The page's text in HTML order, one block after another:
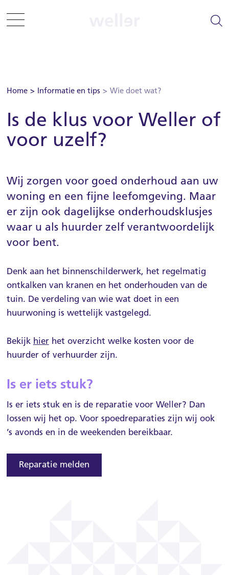
Sla menu over
Ga direct naar hoofdnavigatie
Ga direct naar footer
Zelf regelen
Informatie en tips
Woning zoeken
Woonplezier
Projecten
Over Weller
Contact
Home Informatie en tips Wie doet wat?
Is de klus voor Weller of
voor uzelf?
Wij zorgen voor goed onderhoud aan uw
woning en een fijne leefomgeving. Maar
er zijn ook dagelijkse onderhoudsklusjes
waar u als huurder zelf verantwoordelijk
voor bent.
Denk aan het binnenschilderwerk, het regelmatig
ontkalken van kranen en het onderhouden van de
tuin. De verdeling van wie wat doet in een
huurwoning is wettelijk vastgelegd.
Bekijk hierhet overzicht welke kosten voor de
huurder of verhuurder zijn.
Is er iets stuk?
Is er iets stuk en is de reparatie voor Weller? Dan
lossen wij het op. Voor spoedreparaties zijn wij ook
’s avonds en in de weekenden bereikbaar.
Reparatie melden